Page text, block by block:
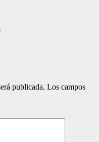
publicada. Los campos